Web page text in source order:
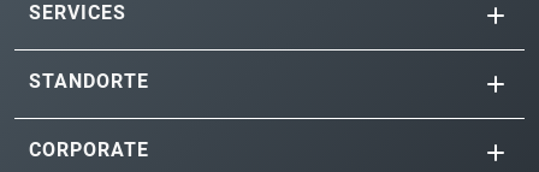
SERVICES
STANDORTE
CORPORATE